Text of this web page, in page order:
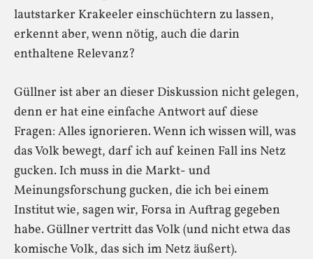
lautstarker Krakeeler einschüchtern zu lassen,
erkennt aber, wenn nötig, auch die darin
enthaltene Relevanz?
Güllner ist aber an dieser Diskussion nicht gelegen,
denn er hat eine einfache Antwort auf diese
Fragen: Alles ignorieren. Wenn ich wissen will, was
das Volk bewegt, darf ich auf keinen Fall ins Netz
gucken. Ich muss in die Markt- und
Meinungsforschung gucken, die ich bei einem
Institut wie, sagen wir, Forsa in Auftrag gegeben
habe. Güllner vertritt das Volk (und nicht etwa das
komische Volk, das sich im Netz äußert).